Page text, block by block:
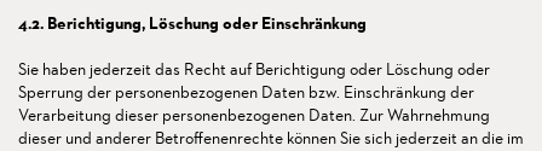
4.2. Berichtigung, Löschung oder Einschränkung
Sie haben jederzeit das Recht auf Berichtigung oder Löschung oder
Sperrung der personenbezogenen Daten bzw. Einschränkung der
Verarbeitung dieser personenbezogenen Daten. Zur Wahrnehmung
dieser und anderer Betroffenenrechte können Sie sich jederzeit an die im